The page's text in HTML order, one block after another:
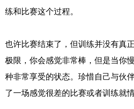
练和比赛这个过程。
也许比赛结束了，但训练并没有真
极限，你会感觉非常棒，但是当你
种非常享受的状态。珍惜自己与伙
了一场感觉很差的比赛或者训练就情